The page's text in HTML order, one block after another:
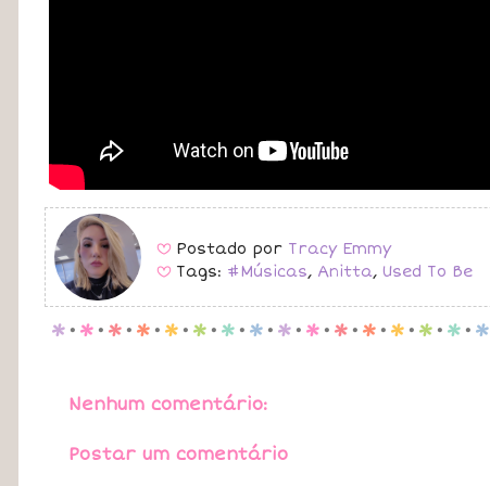
B Postado por Tracy Emmy
B Tags: #Músicas, Anitta, Used To Be
p . p . p . p . p . p . p . p . p . p . p . p . p . p . p . p
Nenhum comentário:
Postar um comentário